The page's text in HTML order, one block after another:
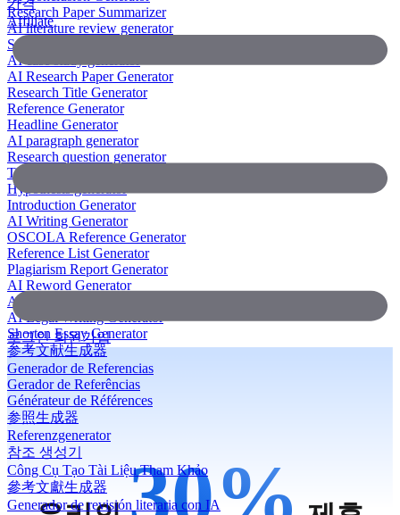
Research Paper Summarizer
AI literature review generator
Scientific Paper Summarizer
AI case study generator
AI Research Paper Generator
Research Title Generator
Reference Generator
Headline Generator
AI paragraph generator
Research question generator
Thesis paragraph generator
Hypothesis generator
Introduction Generator
AI Writing Generator
OSCOLA Reference Generator
Reference List Generator
Plagiarism Report Generator
AI Reword Generator
AI Bullet Point Generator
AI Legal Writing Generator
Shorten Essay Generator
参考文献生成器
Generador de Referencias
Gerador de Referências
Générateur de Références
参照生成器
Referenzgenerator
참조 생성기
Công Cụ Tạo Tài Liệu Tham Khảo
參考文獻生成器
Generador de revisión literaria con IA
가격
Affiliate
로그인회원가입